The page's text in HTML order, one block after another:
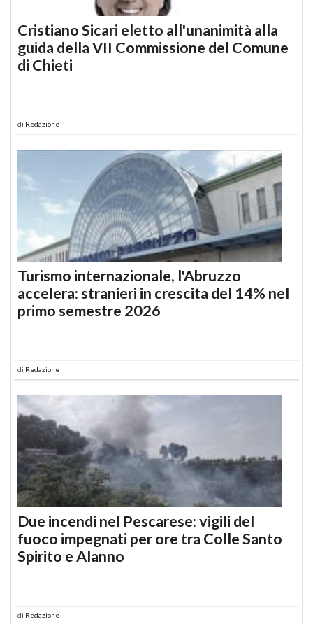
Cristiano Sicari eletto all'unanimità alla
guida della VII Commissione del Comune
di Chieti
di Redazione
Turismo internazionale, l'Abruzzo
accelera: stranieri in crescita del 14% nel
primo semestre 2026
di Redazione
Due incendi nel Pescarese: vigili del
fuoco impegnati per ore tra Colle Santo
Spirito e Alanno
di Redazione